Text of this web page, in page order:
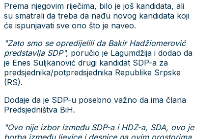
Prema njegovim riječima, bilo je još kandidata, ali
su smatrali da treba da nađu novog kandidata koji
će ispunjavati sve ono što je naveo.
"Zato smo se opredijelili da Bakir Hadžiomerović
predstavlja SDP", poručio je Lagumdžija i dodao da
je Enes Suljkanović drugi kandidat SDP-a za
predsjednika/potpredsjednika Republike Srpske
(RS).
Dodaje da je SDP-u posebno važno da ima člana
Predsjedništva BiH.
"Ovo nije izbor između SDP-a i HDZ-a, SDA, ovo je
borba između ljevice i desnice na ovim prostorima.